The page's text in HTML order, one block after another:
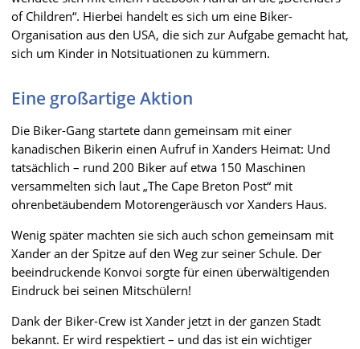
of Children“. Hierbei handelt es sich um eine Biker-
Organisation aus den USA, die sich zur Aufgabe gemacht hat,
sich um Kinder in Notsituationen zu kümmern.
Eine großartige Aktion
Die Biker-Gang startete dann gemeinsam mit einer
kanadischen Bikerin einen Aufruf in Xanders Heimat: Und
tatsächlich – rund 200 Biker auf etwa 150 Maschinen
versammelten sich laut „The Cape Breton Post“ mit
ohrenbetäubendem Motorengeräusch vor Xanders Haus.
Wenig später machten sie sich auch schon gemeinsam mit
Xander an der Spitze auf den Weg zur seiner Schule. Der
beeindruckende Konvoi sorgte für einen überwältigenden
Eindruck bei seinen Mitschülern!
Dank der Biker-Crew ist Xander jetzt in der ganzen Stadt
bekannt. Er wird respektiert – und das ist ein wichtiger